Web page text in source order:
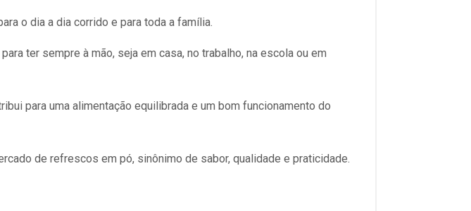
o dia a dia corrido e para toda a família.
ter sempre à mão, seja em casa, no trabalho, na escola ou em
para uma alimentação equilibrada e um bom funcionamento do
de refrescos em pó, sinônimo de sabor, qualidade e praticidade.